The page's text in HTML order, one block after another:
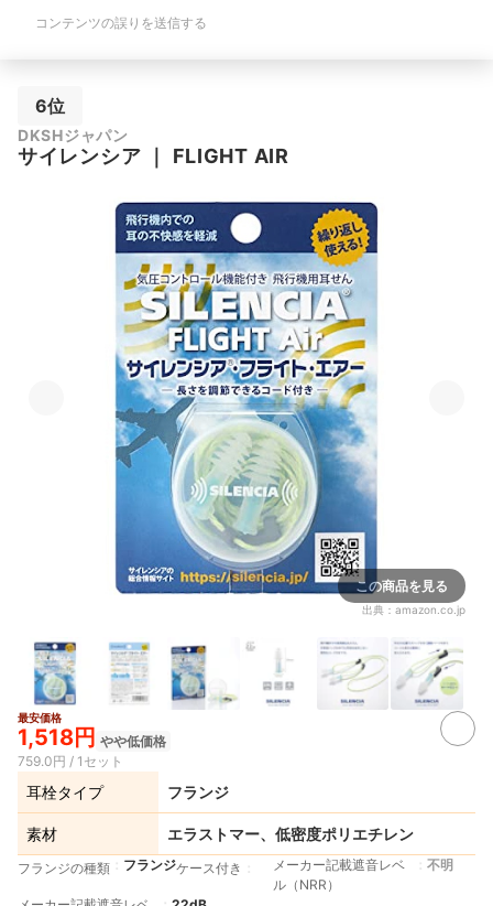
コンテンツの誤りを送信する
6位
DKSHジャパン
サイレンシア ｜ FLIGHT AIR
この商品を見る
出典： amazon.co.jp
最安価格
1,518円 やや低価格
759.0円 / 1セット
耳栓タイプ フランジ
素材 エラストマー、低密度ポリエチレン
フランジの種類 フランジケース付き
メーカー記載遮音レベ
ル（NRR）
不明